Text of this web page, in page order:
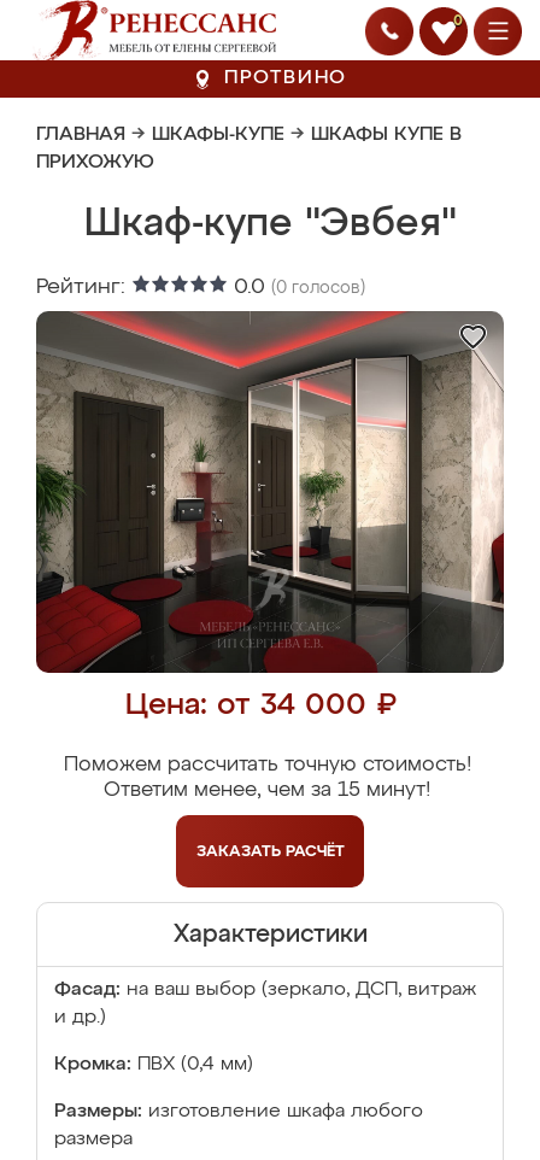
0
ПРОТВИНО
ГЛАВНАЯ → ШКАФЫ-КУПЕ → ШКАФЫ КУПЕ В
ПРИХОЖУЮ
Шкаф-купе "Эвбея"
Рейтинг: 0.0 (0 голосов)
Цена: от 34 000 ₽
Поможем рассчитать точную стоимость!
Ответим менее, чем за 15 минут!
ЗАКАЗАТЬ РАСЧЁТ
Характеристики
Фасад: на ваш выбор (зеркало, ДСП, витраж
и др.)
Кромка: ПВХ (0,4 мм)
Размеры: изготовление шкафа любого
размера